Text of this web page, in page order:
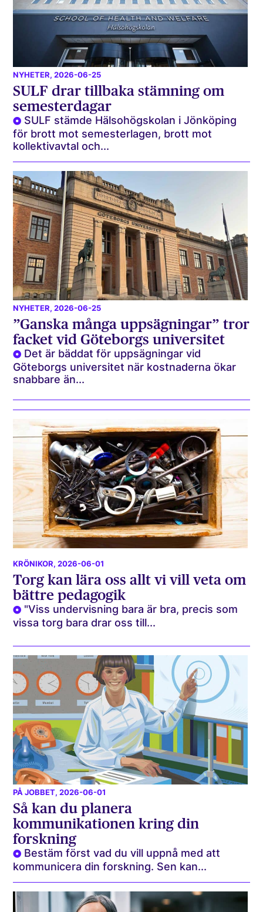
NYHETER, 2026-06-25
SULF drar tillbaka stämning om
semesterdagar
SULF stämde Hälsohögskolan i Jönköping
för brott mot semesterlagen, brott mot
kollektivavtal och...
NYHETER, 2026-06-25
”Ganska många uppsägningar” tror
facket vid Göteborgs universitet
Det är bäddat för uppsägningar vid
Göteborgs universitet när kostnaderna ökar
snabbare än...
KRÖNIKOR, 2026-06-01
Torg kan lära oss allt vi vill veta om
bättre pedagogik
"Viss undervisning bara är bra, precis som
vissa torg bara drar oss till...
PÅ JOBBET, 2026-06-01
Så kan du planera
kommunikationen kring din
forskning
Bestäm först vad du vill uppnå med att
kommunicera din forskning. Sen kan...